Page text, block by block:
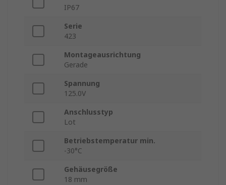
IP67
Serie
423
Montageausrichtung
Gerade
Spannung
125.0V
Anschlusstyp
Lot
Betriebstemperatur min.
-30°C
Gehäusegröße
18 mm